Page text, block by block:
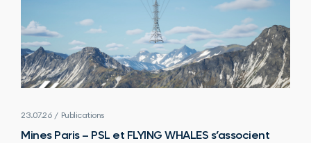
23.07.26 / Publications
Mines Paris – PSL et FLYING WHALES s’associent